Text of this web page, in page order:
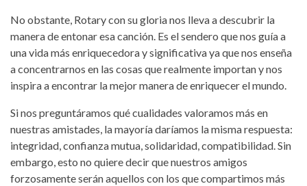
No obstante, Rotary con su gloria nos lleva a descubrir la
manera de entonar esa canción. Es el sendero que nos guía a
una vida más enriquecedora y significativa ya que nos enseña
a concentrarnos en las cosas que realmente importan y nos
inspira a encontrar la mejor manera de enriquecer el mundo.
Si nos preguntáramos qué cualidades valoramos más en
nuestras amistades, la mayoría daríamos la misma respuesta:
integridad, confianza mutua, solidaridad, compatibilidad. Sin
embargo, esto no quiere decir que nuestros amigos
forzosamente serán aquellos con los que compartimos más